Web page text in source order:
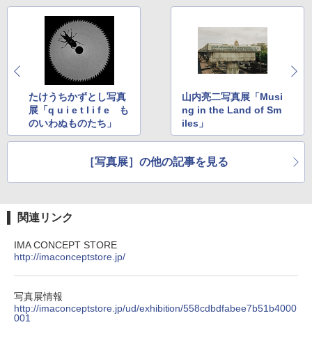
たけうちかずとし写真
展「q u i e t l i f e も
のいわぬものたち」
山内亮二写真展「Musi
ng in the Land of Sm
iles」
［写真展］の他の記事を見る
関連リンク
IMA CONCEPT STORE
http://imaconceptstore.jp/
写真展情報
http://imaconceptstore.jp/ud/exhibition/558cdbdfabee7b51b4000
001